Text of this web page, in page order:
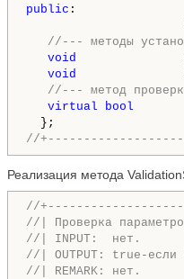
public :
//--- методы
void
void
//--- метод
virtual
bool
//
Реализация метода
//
//| Проверка
//| INPUT:  нет.
//| OUTPUT: true-если
//| REMARK: нет.